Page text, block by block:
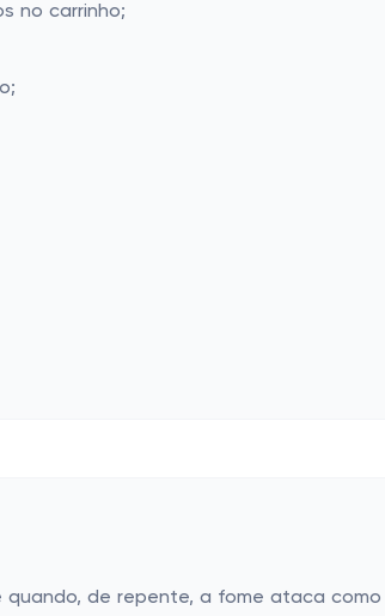
no carrinho;
de repente, a fome ataca